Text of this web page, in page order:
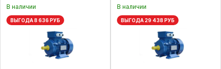
В наличии
ВЫГОДА 8 636 РУБ
В наличии
ВЫГОДА 29 438 РУБ